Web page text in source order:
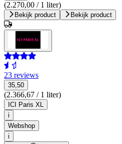
(2.270,00 / 1 liter)
Bekijk product Bekijk product
23 reviews
35,50
(2.366,67 / 1 liter)
ICI Paris XL
i
Webshop
i